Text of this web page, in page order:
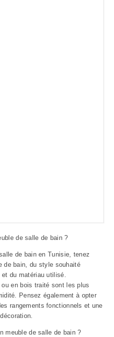
de salle de bain ?
de bain en Tunisie, tenez
de bain, du style souhaité
du matériau utilisé.
en bois traité sont les plus
Pensez également à opter
rangements fonctionnels et une
meuble de salle de bain ?